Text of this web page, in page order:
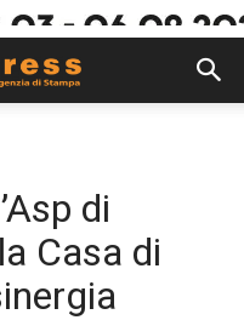
di
Casa di